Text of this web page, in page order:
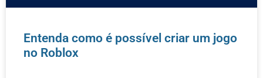
Entenda como é possível criar um jogo
no Roblox